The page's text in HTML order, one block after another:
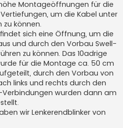
Montageöffnungen für die
um die Kabel unter
können.
sich eine Öffnung, um die
und durch den Vorbau Swell-
zu können. Das 10adrige
für die Montage ca. 50 cm
durch den Vorbau von
links und rechts durch den
Verbindungen wurden dann am
wir Lenkerendblinker von